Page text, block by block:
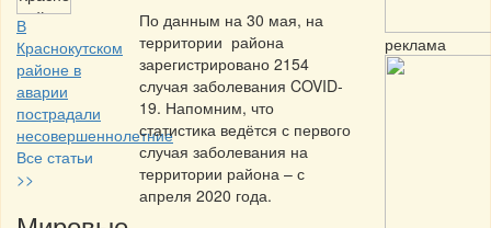
В
Краснокутском
районе в
аварии
пострадали
несовершеннолетние
Все статьи
>>
По данным на 30 мая, на
территории района
зарегистрировано 2154
случая заболевания COVID-
19. Напомним, что
статистика ведётся с первого
случая заболевания на
территории района – с
апреля 2020 года.
реклама